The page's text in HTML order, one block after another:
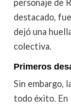
personaje de
destacado,
dejó una
colectiva.
Primeros
Sin embargo,
todo éxito.